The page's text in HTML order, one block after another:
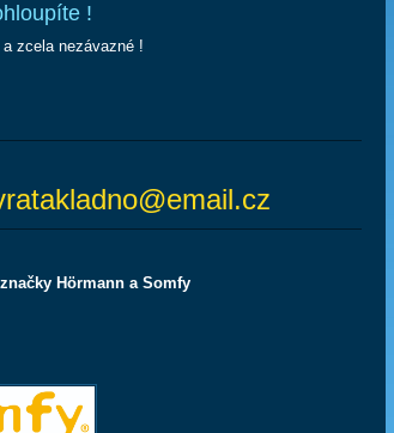
!
zcela nezávazné !
Hörmann a Somfy